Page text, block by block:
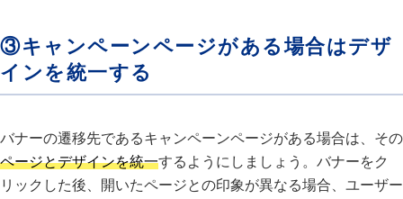
③キャンペーンページがある場合はデザ
インを統一する
バナーの遷移先であるキャンペーンページがある場合は、その
ページとデザインを統一するようにしましょう。バナーをク
リックした後、開いたページとの印象が異なる場合、ユーザー